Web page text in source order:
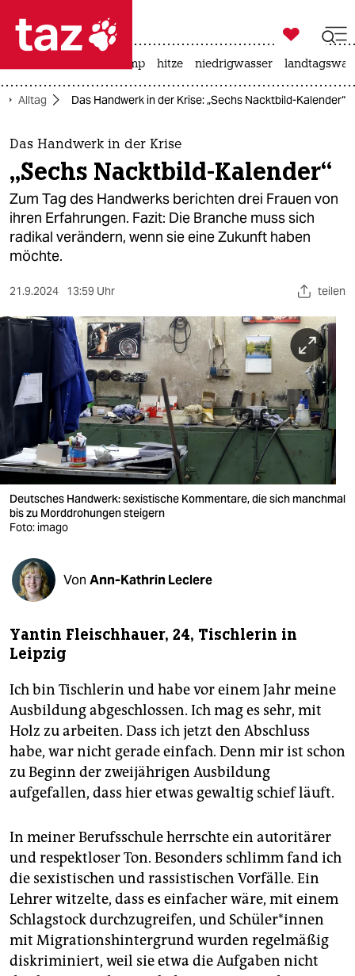
 taz zahl ich
taz zahl ich
themen
politik
öko
gesellschaft
kultur
sport
nord
wahrheit
verlag
verlag
veranstaltungen
shop
fragen & hilfe
abo
genossenschaft
epaper login

taz zahl ich
usa unter trump hitze niedrigwasser
Alltag Das Handwerk in der Krise: „Sechs Nacktbild-Kalender“
Das Handwerk in der Krise
„Sechs Nacktbild-Kalender“
Zum Tag des Handwerks berichten drei Frauen von
ihren Erfahrungen. Fazit: Die Branche muss sich
radikal verändern, wenn sie eine Zukunft haben
möchte.
21.9.2024 13:59 Uhr teilen
Deutsches Handwerk: sexistische Kommentare, die sich manchmal
bis zu Morddrohungen steigern
Foto: imago
Von Ann-Kathrin Leclere
Yantin Fleischhauer, 24, Tischlerin in
Leipzig
Ich bin Tischlerin und habe vor einem Jahr meine
Ausbildung abgeschlossen. Ich mag es sehr, mit
Holz zu arbeiten. Dass ich jetzt den Abschluss
habe, war nicht gerade einfach. Denn mir ist schon
zu Beginn der zweijährigen Ausbildung
aufgefallen, dass hier etwas gewaltig schief läuft.
In meiner Berufsschule herrschte ein autoritärer
und respektloser Ton. Besonders schlimm fand ich
die sexistischen und rassistischen Vorfälle. Ein
Lehrer witzelte, dass es einfacher wäre, mit einem
Schlagstock durchzugreifen, und Schü­le­r*in­nen
mit Migrationshintergrund wurden regelmäßig
diskriminiert, weil sie etwa die Aufgaben nicht